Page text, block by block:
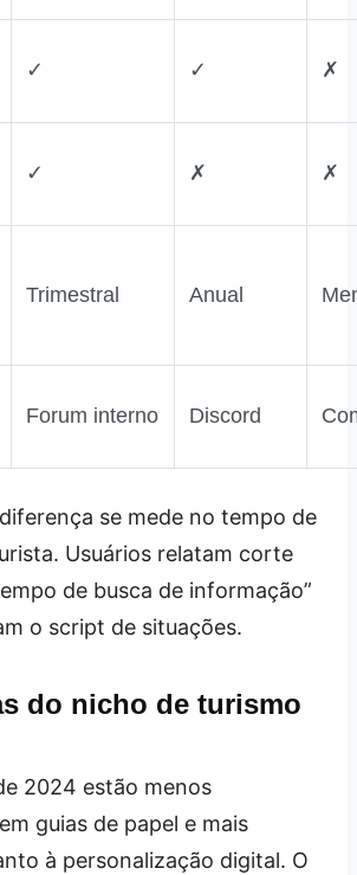
✓ ✓ ✗
✓ ✗ ✗
Trimestral Anual
Forum interno Discord
se mede no tempo de
Usuários relatam corte
de busca de informação”
o script de situações.
do nicho de turismo
2024 estão menos
guias de papel e mais
à personalização digital. O